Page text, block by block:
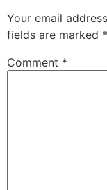
Your email
fields are marked *
Comment *